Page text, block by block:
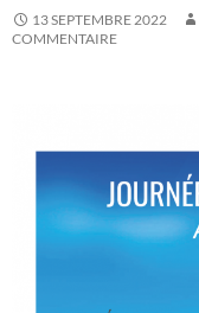
13 SEPTEMBRE 2022
COMMENTAIRE